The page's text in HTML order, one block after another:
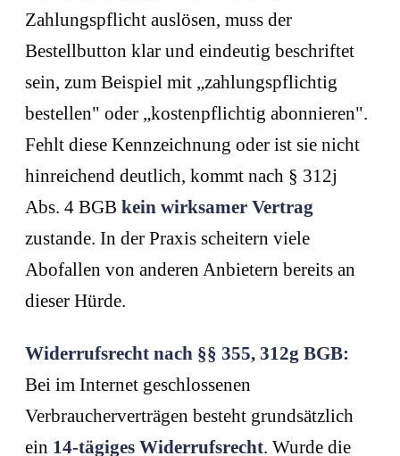
Zahlungspflicht auslösen, muss der
Bestellbutton klar und eindeutig beschriftet
sein, zum Beispiel mit „zahlungspflichtig
bestellen" oder „kostenpflichtig abonnieren".
Fehlt diese Kennzeichnung oder ist sie nicht
hinreichend deutlich, kommt nach § 312j
Abs. 4 BGB kein wirksamer Vertrag
zustande. In der Praxis scheitern viele
Abofallen von anderen Anbietern bereits an
dieser Hürde.
Widerrufsrecht nach §§ 355, 312g BGB:
Bei im Internet geschlossenen
Verbraucherverträgen besteht grundsätzlich
ein 14-tägiges Widerrufsrecht. Wurde die